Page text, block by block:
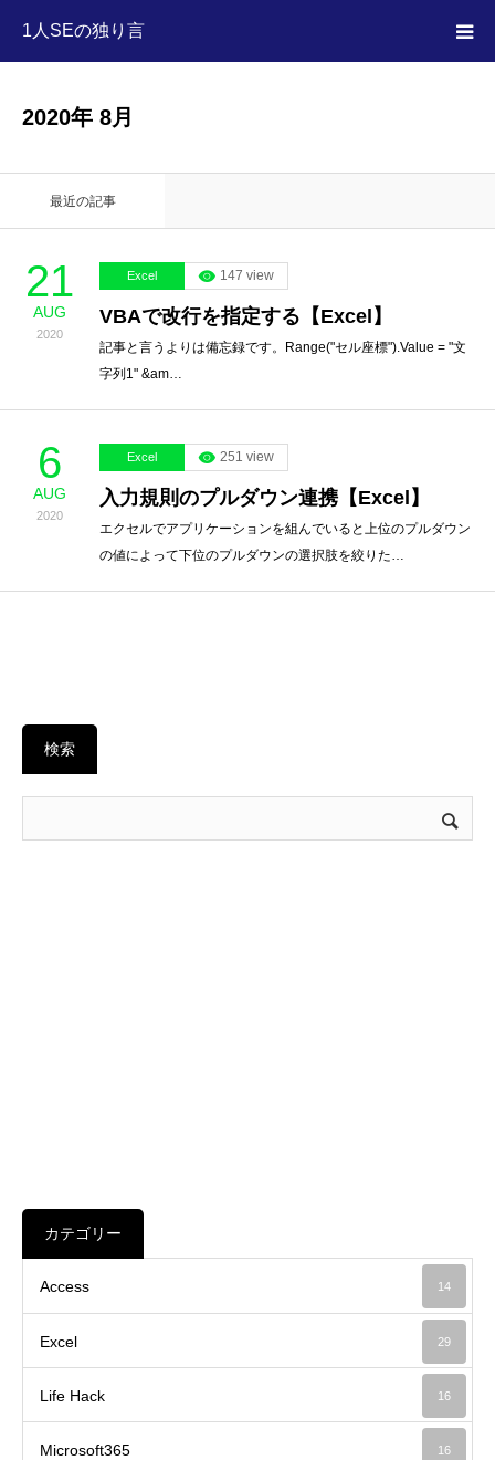
1人SEの独り言
2020年 8月
最近の記事
21
AUG
2020
Excel 147 view
VBAで改行を指定する【Excel】
記事と言うよりは備忘録です。Range("セル座標").Value = "文
字列1" &am…
6
AUG
2020
Excel 251 view
入力規則のプルダウン連携【Excel】
エクセルでアプリケーションを組んでいると上位のプルダウン
の値によって下位のプルダウンの選択肢を絞りた…
検索
カテゴリー
Access 14
Excel 29
Life Hack 16
Microsoft365 16